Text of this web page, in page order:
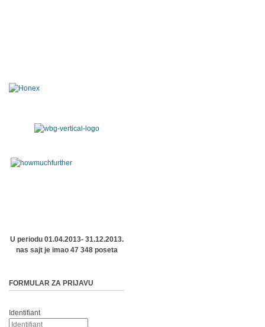
U periodu 01.04.2013- 31.12.2013.
nas sajt je imao 47 348 poseta
FORMULAR ZA PRIJAVU
Identifiant